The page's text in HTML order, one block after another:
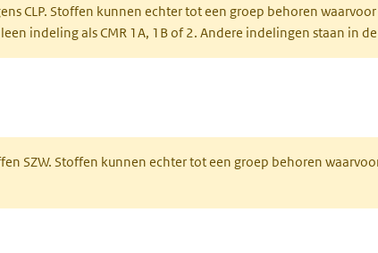
CLP. Stoffen kunnen echter tot een groep behoren
indeling als CMR 1A, 1B of 2. Andere indelingen staan in
SZW. Stoffen kunnen echter tot een groep behoren